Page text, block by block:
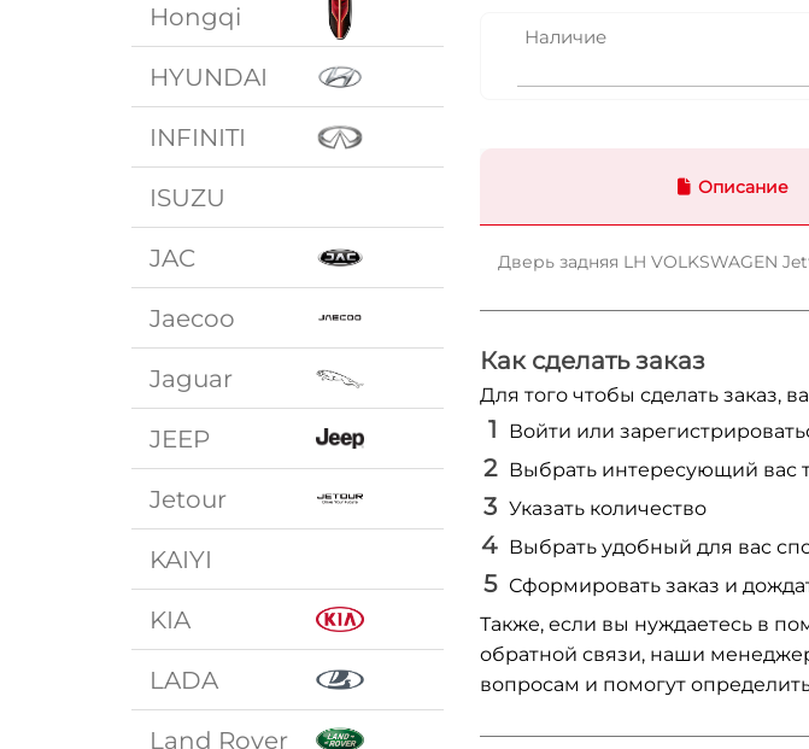
Hongqi
HYUNDAI
INFINITI
ISUZU
JAC
Jaecoo
Jaguar
JEEP
Jetour
KAIYI
KIA
LADA
Land Rover
Наличие
Описание
Дверь задняя LH VOLKSWAGEN
Как сделать заказ
Для того чтобы сделать заказ,
Войти или
Выбрать интересующий вас
Указать количество
Выбрать удобный для вас
Сформировать заказ и
Также, если вы нуждаетесь в
обратной связи, наши
вопросам и помогут